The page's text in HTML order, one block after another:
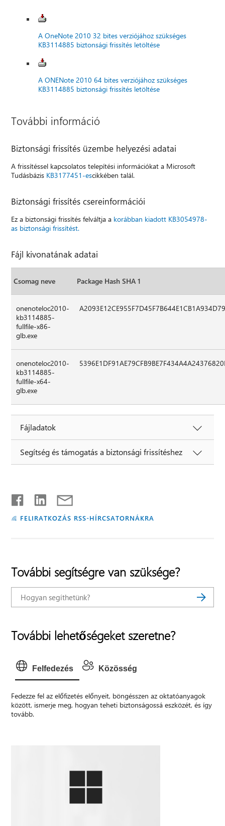
A OneNote 2010 32 bites verziójához szükséges
KB3114885 biztonsági frissítés letöltése
A ONENote 2010 64 bites verziójához szükséges
KB3114885 biztonsági frissítés letöltése
További információ
Biztonsági frissítés üzembe helyezési adatai
A frissítéssel kapcsolatos telepítési információkat a Microsoft
Tudásbázis KB3177451-escikkében talál.
Biztonsági frissítés csereinformációi
Ez a biztonsági frissítés felváltja a korábban kiadott KB3054978-
as biztonsági frissítést.
Fájl kivonatának adatai
Csomag neve Package Hash SHA 1
onenoteloc2010-
kb3114885-
fullfile-x86-
glb.exe
onenoteloc2010-
kb3114885-
fullfile-x64-
glb.exe
Fájladatok
Segítség és támogatás a biztonsági frissítéshez
FELIRATKOZÁS RSS-HÍRCSATORNÁKRA
További segítségre van szüksége?
További lehetőségeket szeretne?
Felfedezés Közösség
Fedezze fel az előfizetés előnyeit, böngésszen az oktatóanyagok
között, ismerje meg, hogyan teheti biztonságossá eszközét, és így
tovább.